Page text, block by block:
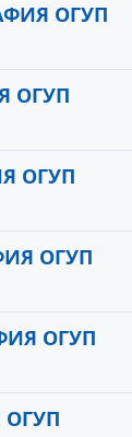
ОГУП
ОГУП
ОГУП
ОГУП
ОГУП